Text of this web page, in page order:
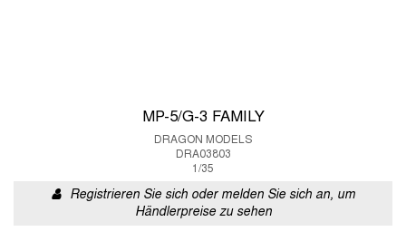
MP-5/G-3 FAMILY
DRAGON MODELS
DRA03803
1/35
Registrieren Sie sich oder melden Sie sich an, um
Händlerpreise zu sehen